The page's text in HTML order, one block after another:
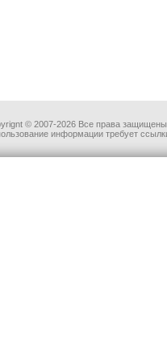
© 2007-2026 Все права
информации требует